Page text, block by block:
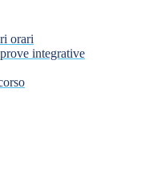
orari
integrative